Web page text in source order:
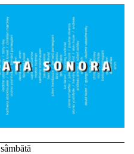
sâmbătă